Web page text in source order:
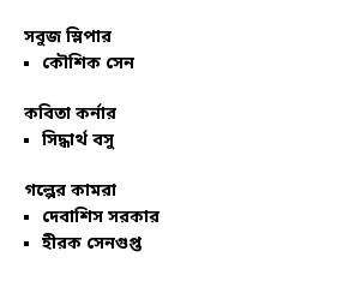
সবুজ স্লিপার
কৌশিক সেন
কবিতা কর্নার
সিদ্ধার্থ বসু
গল্পের কামরা
দেবাশিস সরকার
হীরক সেনগুপ্ত